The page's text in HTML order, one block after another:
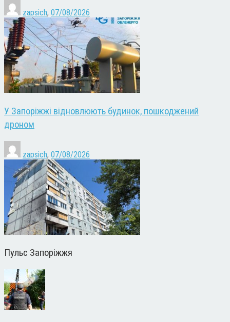
zapsich, 07/08/2026
У Запоріжжі відновлюють будинок, пошкоджений
дроном
zapsich, 07/08/2026
Пульс Запоріжжя